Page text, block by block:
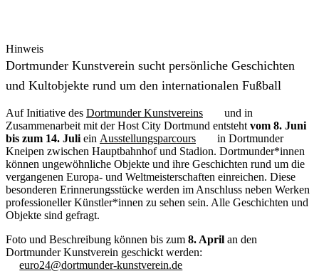
Hinweis
Dortmunder Kunstverein sucht persönliche Geschichten
und Kultobjekte rund um den internationalen Fußball
Auf Initiative des Dortmunder Kunstvereins
und in
Zusammenarbeit mit der Host City Dortmund entsteht vom 8. Juni
bis zum 14. Juli ein Ausstellungsparcours
in Dortmunder
Kneipen zwischen Hauptbahnhof und Stadion. Dortmunder*innen
können ungewöhnliche Objekte und ihre Geschichten rund um die
vergangenen Europa- und Weltmeisterschaften einreichen. Diese
besonderen Erinnerungsstücke werden im Anschluss neben Werken
professioneller Künstler*innen zu sehen sein. Alle Geschichten und
Objekte sind gefragt.
Foto und Beschreibung können bis zum 8. April an den
Dortmunder Kunstverein geschickt werden:
euro24@dortmunder-kunstverein.de